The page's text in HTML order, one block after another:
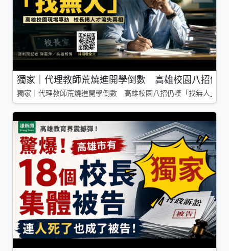
獨家｜代理教師荒燒進開學倒數 高雄校園八招仍
獨家｜代理教師荒燒進開學倒數 高雄校園八招仍嘆「找無人」